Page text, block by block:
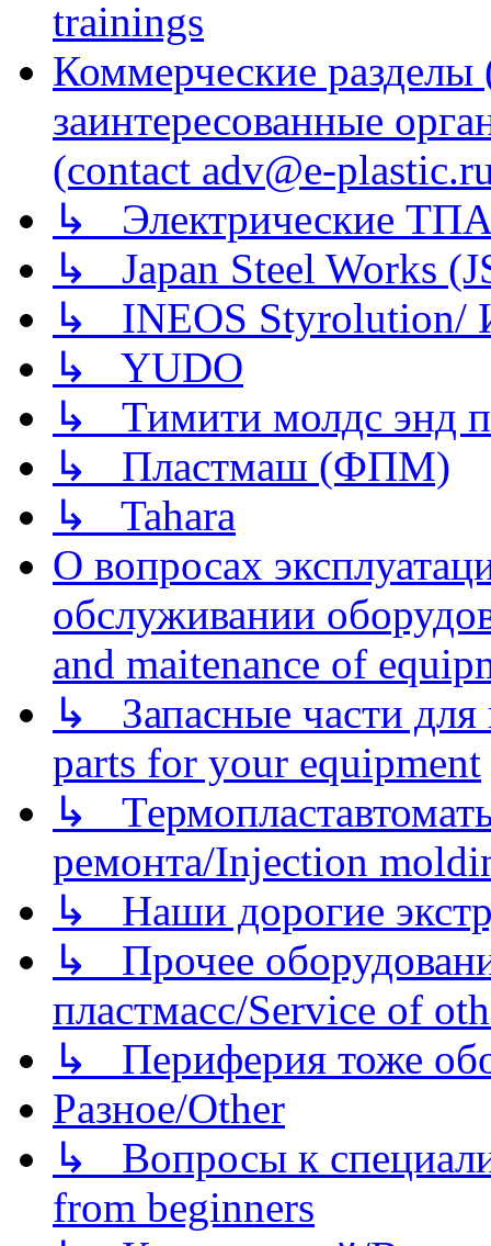
trainings
Коммерческие
заинтересованные
(contact adv@e-
↳ Электрические
↳ Japan Steel Works
↳ INEOS
↳ YUDO
↳ Тимити молдс энд
↳ Пластмаш (ФПМ)
↳ Tahara
О вопросах
обслуживании
and maitenance of
↳ Запасные части для
parts for your equipment
↳
ремонта/Injection
↳ Наши дорогие
↳ Прочее
пластмасс/Service of
↳ Периферия тоже
Разное/Other
↳ Вопросы к
from beginners